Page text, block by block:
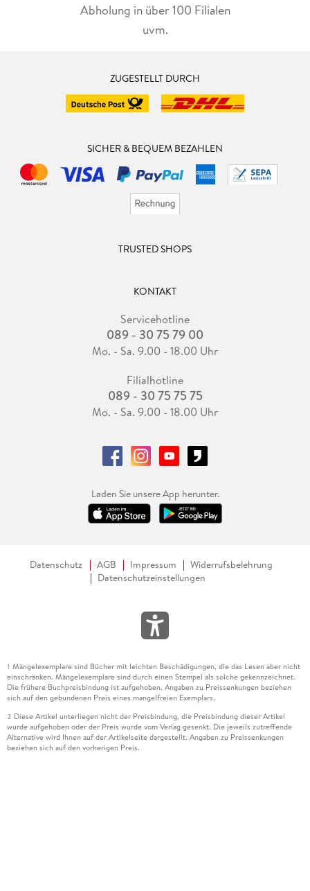
Abholung in über 100 Filialen
uvm.
ZUGESTELLT DURCH
SICHER & BEQUEM BEZAHLEN
TRUSTED SHOPS
KONTAKT
Servicehotline
089 - 30 75 79 00
Mo. - Sa. 9.00 - 18.00 Uhr
Filialhotline
089 - 30 75 75 75
Mo. - Sa. 9.00 - 18.00 Uhr
Laden Sie unsere App herunter.
Datenschutz AGB Impressum
Widerrufsbelehrung
Datenschutzeinstellungen
1 Mängelexemplare sind Bücher mit leichten Beschädigungen, die das Lesen aber nicht
einschränken. Mängelexemplare sind durch einen Stempel als solche gekennzeichnet.
Die frühere Buchpreisbindung ist aufgehoben. Angaben zu Preissenkungen beziehen
sich auf den gebundenen Preis eines mangelfreien Exemplars.
2 Diese Artikel unterliegen nicht der Preisbindung, die Preisbindung dieser Artikel
wurde aufgehoben oder der Preis wurde vom Verlag gesenkt. Die jeweils zutreffende
Alternative wird Ihnen auf der Artikelseite dargestellt. Angaben zu Preissenkungen
beziehen sich auf den vorherigen Preis.